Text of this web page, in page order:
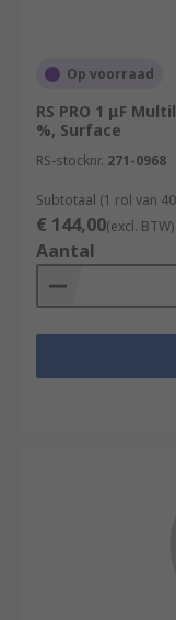
Op voorraad
RS PRO 1 μF
%, Surface
RS-stocknr. 271-0968
Subtotaal (1 rol van
€ 144,00(excl. BTW)
Aantal